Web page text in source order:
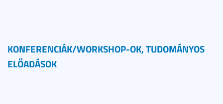
KONFERENCIÁK/WORKSHOP-OK, TUDOMÁNYOS
ELŐADÁSOK